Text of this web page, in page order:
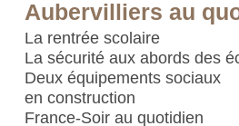
Aubervilliers au
La rentrée scolaire
La sécurité aux abords des
Deux équipements sociaux
en construction
France-Soir au quotidien